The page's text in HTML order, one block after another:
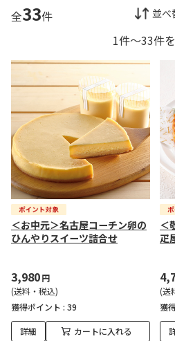
全33件 並べ
1件～33件
＜お中元＞名古屋コーチン卵の
ひんやりスイーツ詰合せ
3,980円
(送料・税込)
獲得ポイント : 39
詳細 カートに入れる
＜
疋
(送
獲